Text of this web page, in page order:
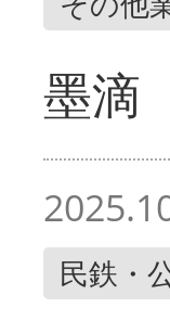
墨滴
民鉄・